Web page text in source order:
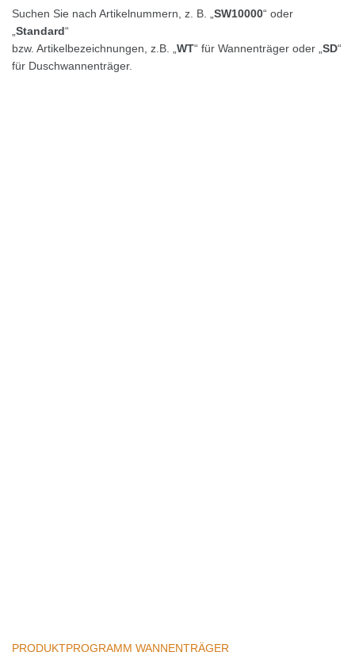
Suchen Sie nach Artikelnummern, z. B. „ SW10000“ oder
Standard“
bzw. Artikelbezeichnungen, z.B. „ WT“ für Wannenträger oder „ SD“
für Duschwannenträger.
PRODUKTPROGRAMM WANNENTRÄGER